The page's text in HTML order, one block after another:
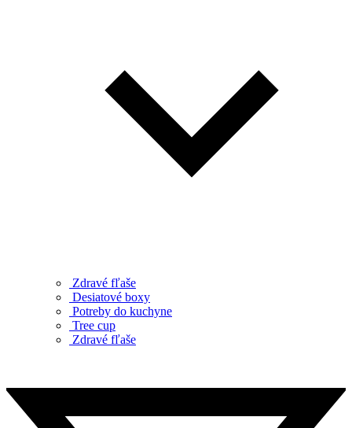
Zdravé fľaše
Desiatové boxy
Potreby do kuchyne
Tree cup
Zdravé fľaše